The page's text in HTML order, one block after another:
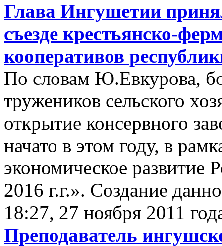
Глава Ингушетии
съезде крестьянско-
кооперативов
По словам Ю.Евкурова,
тружеников сельского
открытие консервного
начато в этом году, в
экономическое развитие
2016 г.г.». Создание
18:27, 27 ноября 2011
Преподаватель